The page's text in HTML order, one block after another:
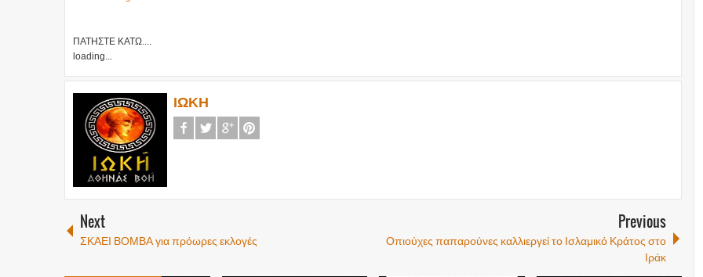
ΠΑΤΗΣΤΕ ΚΑΤΩ....
loading...
ΙΩΚΗ
Next
ΣΚΑΕΙ ΒΟΜΒΑ για πρόωρες εκλογές
Previous
Οπιούχες παπαρούνες καλλιεργεί το Ισλαμικό Κράτος στο
Ιράκ